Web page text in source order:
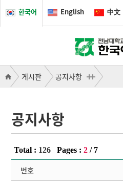
한국어 English 中文
게시판 공지사항
공지사항
Total : 126 Pages :2 / 7
번호